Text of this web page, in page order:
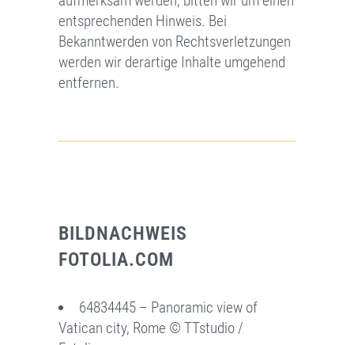
entsprechenden Hinweis. Bei
Bekanntwerden von Rechtsverletzungen
werden wir derartige Inhalte umgehend
entfernen.
BILDNACHWEIS
FOTOLIA.COM
64834445 – Panoramic view of
Vatican city, Rome © TTstudio /